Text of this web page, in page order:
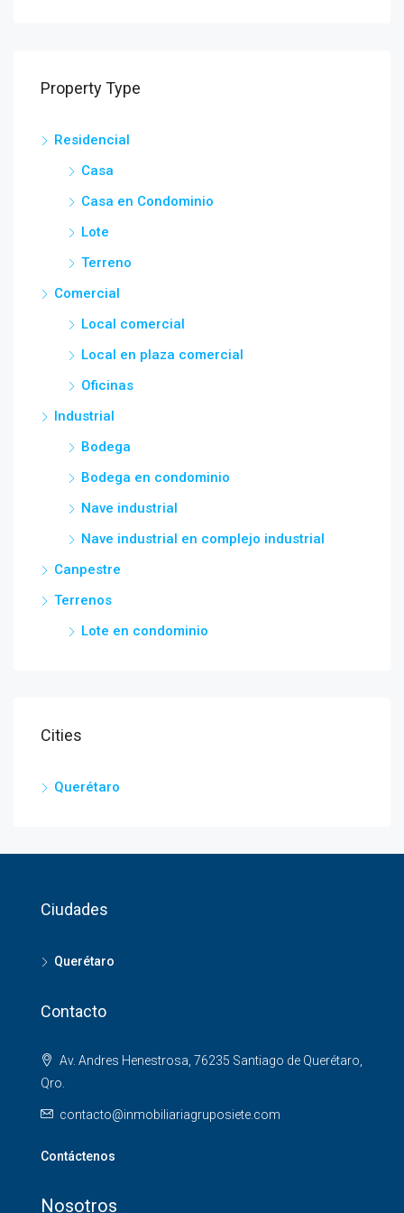
Property Type
Residencial
Casa
Casa en Condominio
Lote
Terreno
Comercial
Local comercial
Local en plaza comercial
Oficinas
Industrial
Bodega
Bodega en condominio
Nave industrial
Nave industrial en complejo industrial
Canpestre
Terrenos
Lote en condominio
Cities
Querétaro
Ciudades
Querétaro
Contacto
Av. Andres Henestrosa, 76235 Santiago de Querétaro,
Qro.
contacto@inmobiliariagruposiete.com
Contáctenos
Nosotros